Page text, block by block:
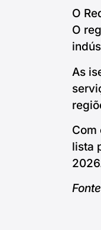
O
O
As
Com
lista